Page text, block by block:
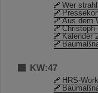
Wer
Aus dem
Kalender
KW:47
HRS-